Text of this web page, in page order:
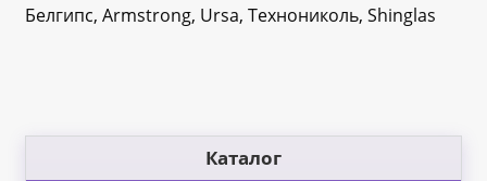
Белгипс, Armstrong, Ursa, Технониколь, Shinglas
Каталог